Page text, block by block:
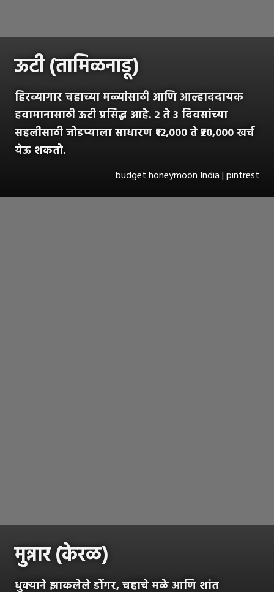
ऊटी (तामिळनाडू)
हिरव्यागार चहाच्या मळ्यांसाठी आणि आल्हाददायक
हवामानासाठी ऊटी प्रसिद्ध आहे. 2 ते 3 दिवसांच्या
सहलीसाठी जोडप्याला साधारण ₹12,000 ते ₹20,000 खर्च
येऊ शकतो.
budget honeymoon India | pintrest
मुन्नार (केरळ)
धुक्याने झाकलेले डोंगर, चहाचे मळे आणि शांत